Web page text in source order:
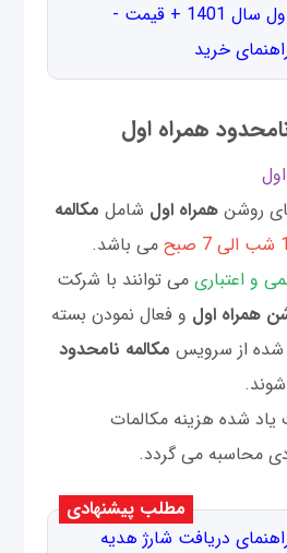
اول سال 1401 + قیمت -
خرید
همراه اول
روشن همراه اول شامل مکالمه
می باشد.
و اعتباری می توانند با شرکت
همراه اول و فعال نمودن بسته
شده از سرویس مکالمه نامحدود
ياد شده هزينه مكالمات
محاسبه می گردد.
مطلب پیشنهادی
دریافت شارژ هدیه